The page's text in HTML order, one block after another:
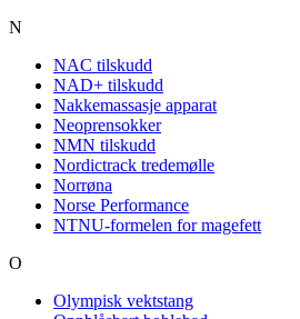
N
NAC tilskudd
NAD+ tilskudd
Nakkemassasje apparat
Neoprensokker
NMN tilskudd
Nordictrack tredemølle
Norrøna
Norse Performance
NTNU-formelen for magefett
O
Olympisk vektstang